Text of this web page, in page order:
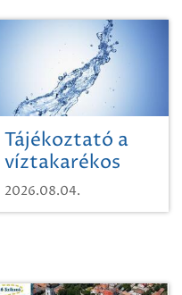
Tájékoztató a
víztakarékos
vízhasználatról
2026.08.04.